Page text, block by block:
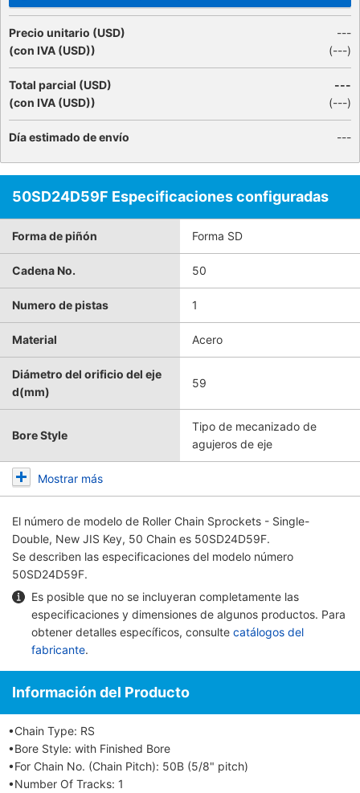
Precio unitario (USD)
(con IVA (USD))
---
(---)
Total parcial (USD)
(con IVA (USD))
---
(---)
Día estimado de envío ---
50SD24D59F Especificaciones configuradas
Forma de piñón Forma SD
Cadena No. 50
Numero de pistas 1
Material Acero
Diámetro del orificio del eje
d(mm)
59
Bore Style
Tipo de mecanizado de
agujeros de eje
Mostrar más
El número de modelo de Roller Chain Sprockets - Single-
Double, New JIS Key, 50 Chain es 50SD24D59F.
Se describen las especificaciones del modelo número
50SD24D59F.
Es posible que no se incluyeran completamente las
especificaciones y dimensiones de algunos productos. Para
obtener detalles específicos, consulte catálogos del
fabricante.
Información del Producto
•Chain Type: RS
•Bore Style: with Finished Bore
•For Chain No. (Chain Pitch): 50B (5/8" pitch)
•Number Of Tracks: 1